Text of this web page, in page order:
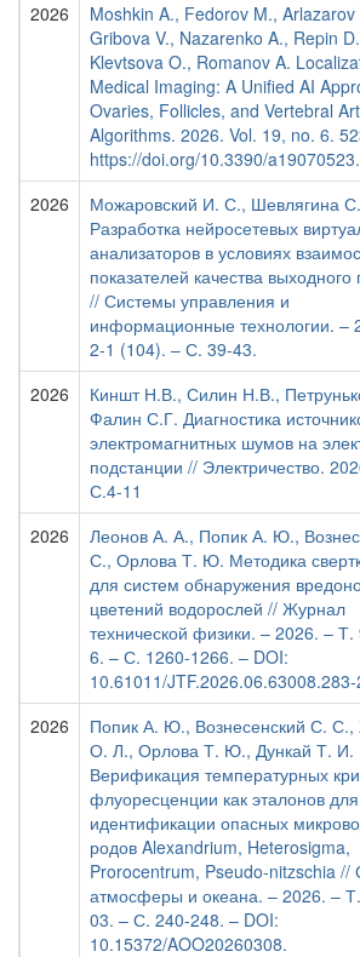
2026
Moshkin A., Fedorov M., Arlazarov
Gribova V., Nazarenko A., Repin
Klevtsova O., Romanov A.
Medical Imaging: A Unified AI
Ovaries, Follicles, and Vertebral
Algorithms. 2026. Vol. 19, no. 6.
https://doi.org/10.3390/a19070523.
2026
Можаровский И. С., Шевлягина
Разработка нейросетевых
анализаторов в условиях
показателей качества выходного
// Системы управления и
информационные технологии.
2-1 (104). – С. 39-43.
2026
Киншт Н.В., Силин Н.В.,
Фалин С.Г. Диагностика
электромагнитных шумов на
подстанции // Электричество.
С.4-11
2026
Леонов А. А., Попик А. Ю.,
С., Орлова Т. Ю. Методика
для систем обнаружения
цветений водорослей // Журнал
технической физики. – 2026. –
6. – С. 1260-1266. – DOI:
10.61011/JTF.2026.06.63008.283-
2026
Попик А. Ю., Вознесенский С.
О. Л., Орлова Т. Ю., Дункай Т. И.
Верификация температурных
флуоресценции как эталонов для
идентификации опасных
родов Alexandrium, Heterosigma,
Prorocentrum, Pseudo-nitzschia //
атмосферы и океана. – 2026. –
03. – С. 240-248. – DOI:
10.15372/AOO20260308.